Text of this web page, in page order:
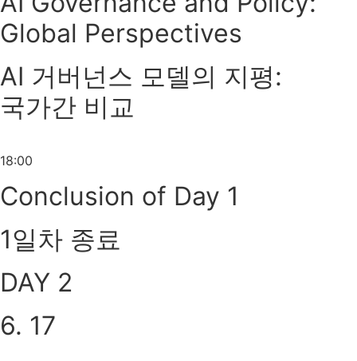
Global Perspectives
AI 거버넌스 모델의 지평:
국가간 비교
18:00
Conclusion of Day 1
1일차 종료
DAY 2
6. 17